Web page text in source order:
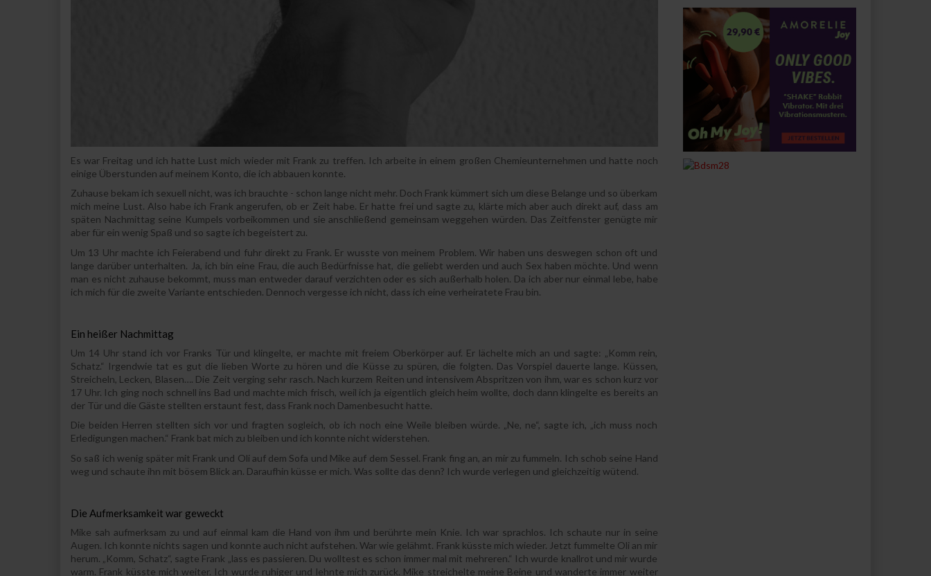
Es war Freitag und ich hatte Lust mich wieder mit Frank zu treffen. Ich arbeite in einem großen Chemieunternehmen und hatte noch
einige Überstunden auf meinem Konto, die ich abbauen konnte.
Zuhause bekam ich sexuell nicht, was ich brauchte - schon lange nicht mehr. Doch Frank kümmert sich um diese Belange und so überkam
mich meine Lust. Also habe ich Frank angerufen, ob er Zeit habe. Er hatte frei und sagte zu, klärte mich aber auch direkt auf, dass am
späten Nachmittag seine Kumpels vorbeikommen und sie anschließend gemeinsam weggehen würden. Das Zeitfenster genügte mir
aber für ein wenig Spaß und so sagte ich begeistert zu.
Um 13 Uhr machte ich Feierabend und fuhr direkt zu Frank. Er wusste von meinem Problem. Wir haben uns deswegen schon oft und
lange darüber unterhalten. Ja, ich bin eine Frau, die auch Bedürfnisse hat, die geliebt werden und auch Sex haben möchte. Und wenn
man es nicht zuhause bekommt, muss man entweder darauf verzichten oder es sich außerhalb holen. Da ich aber nur einmal lebe, habe
ich mich für die zweite Variante entschieden. Dennoch vergesse ich nicht, dass ich eine verheiratete Frau bin.
Ein heißer Nachmittag
Um 14 Uhr stand ich vor Franks Tür und klingelte, er machte mit freiem Oberkörper auf. Er lächelte mich an und sagte: „Komm rein,
Schatz.“ Irgendwie tat es gut die lieben Worte zu hören und die Küsse zu spüren, die folgten. Das Vorspiel dauerte lange. Küssen,
Streicheln, Lecken, Blasen…. Die Zeit verging sehr rasch. Nach kurzem Reiten und intensivem Abspritzen von ihm, war es schon kurz vor
17 Uhr. Ich ging noch schnell ins Bad und machte mich frisch, weil ich ja eigentlich gleich heim wollte, doch dann klingelte es bereits an
der Tür und die Gäste stellten erstaunt fest, dass Frank noch Damenbesucht hatte.
Die beiden Herren stellten sich vor und fragten sogleich, ob ich noch eine Weile bleiben würde. „Ne, ne“, sagte ich, „ich muss noch
Erledigungen machen.“ Frank bat mich zu bleiben und ich konnte nicht widerstehen.
So saß ich wenig später mit Frank und Oli auf dem Sofa und Mike auf dem Sessel. Frank fing an, an mir zu fummeln. Ich schob seine Hand
weg und schaute ihn mit bösem Blick an. Daraufhin küsse er mich. Was sollte das denn? Ich wurde verlegen und gleichzeitig wütend.
Die Aufmerksamkeit war geweckt
Mike sah aufmerksam zu und auf einmal kam die Hand von ihm und berührte mein Knie. Ich war sprachlos. Ich schaute nur in seine
Augen. Ich konnte nichts sagen und konnte auch nicht aufstehen. War wie gelähmt. Frank küsste mich wieder. Jetzt fummelte Oli an mir
herum. „Komm, Schatz“, sagte Frank „lass es passieren. Du wolltest es schon immer mal mit mehreren.“ Ich wurde knallrot und mir wurde
warm. Frank küsste mich weiter. Ich wurde ruhiger und lehnte mich zurück. Mike streichelte meine Beine und wanderte immer weiter